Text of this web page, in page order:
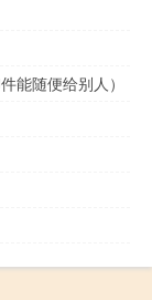
能随便给别人）